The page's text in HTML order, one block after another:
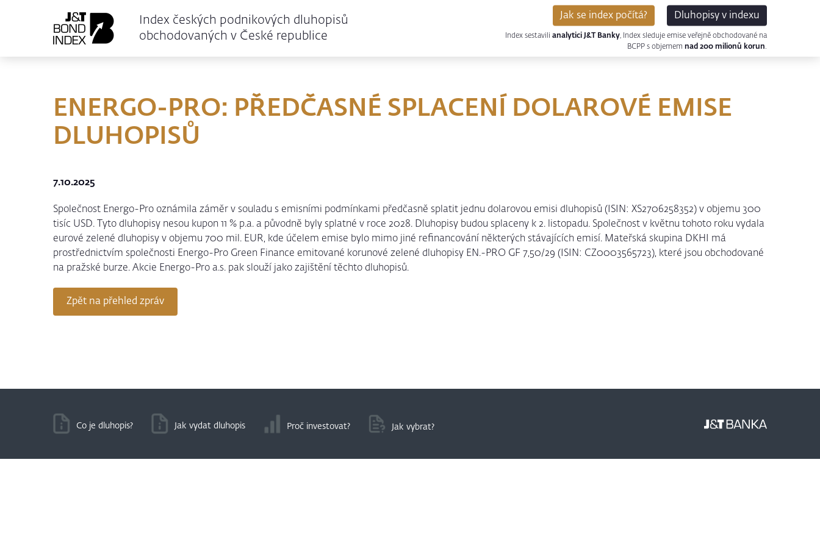
Index českých podnikových dluhopisů
obchodovaných v České republice
Jak se index počítá? Dluhopisy v indexu
Index sestavili analytici J&T Banky , Index sleduje emise veřejně obchodované na
BCPP s objemem nad 200 milionů korun
ENERGO-PRO: PŘEDČASNÉ SPLACENÍ DOLAROVÉ EMISE
DLUHOPISŮ
7.10.2025
Společnost Energo-Pro oznámila záměr v souladu s emisními podmínkami předčasně splatit jednu dolarovou emisi dluhopisů (ISIN: XS2706258352) v objemu 300
tisíc USD. Tyto dluhopisy nesou kupon 11 % p.a. a původně byly splatné v roce 2028. Dluhopisy budou splaceny k 2. listopadu. Společnost v květnu tohoto roku vydala
eurové zelené dluhopisy v objemu 700 mil. EUR, kde účelem emise bylo mimo jiné refinancování některých stávajících emisí. Mateřská skupina DKHI má
prostřednictvím společnosti Energo-Pro Green Finance emitované korunové zelené dluhopisy EN.-PRO GF 7,50/29 (ISIN: CZ0003565723), které jsou obchodované
na pražské burze. Akcie Energo-Pro a.s. pak slouží jako zajištění těchto dluhopisů.
Zpět na přehled zpráv
Co je dluhopis? Jak vydat dluhopis Proč investovat? Jak vybrat?